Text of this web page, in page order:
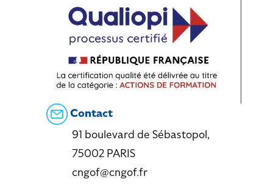
Contact
91 boulevard de Sébastopol,
75002 PARIS
cngof@cngof.fr